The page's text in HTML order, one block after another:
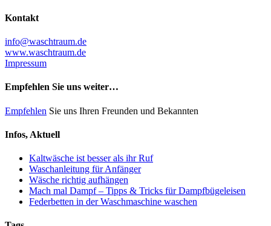
Kontakt
info@waschtraum.de
www.waschtraum.de
Impressum
Empfehlen Sie uns weiter…
Empfehlen Sie uns Ihren Freunden und Bekannten
Infos, Aktuell
Kaltwäsche ist besser als ihr Ruf
Waschanleitung für Anfänger
Wäsche richtig aufhängen
Mach mal Dampf – Tipps & Tricks für Dampfbügeleisen
Federbetten in der Waschmaschine waschen